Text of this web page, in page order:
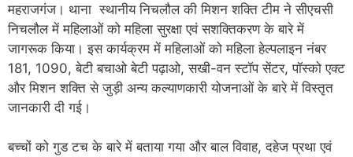
महराजगंज। थाना स्थानीय निचलौल की मिशन शक्ति टीम ने सीएचसी
निचलौल में महिलाओं को महिला सुरक्षा एवं सशक्तिकरण के बारे में
जागरूक किया। इस कार्यक्रम में महिलाओं को महिला हेल्पलाइन नंबर
181, 1090, बेटी बचाओ बेटी पढ़ाओ, सखी-वन स्टॉप सेंटर, पॉस्को एक्ट
और मिशन शक्ति से जुड़ी अन्य कल्याणकारी योजनाओं के बारे में विस्तृत
जानकारी दी गई।
बच्चों को गुड टच के बारे में बताया गया और बाल विवाह, दहेज प्रथा एवं